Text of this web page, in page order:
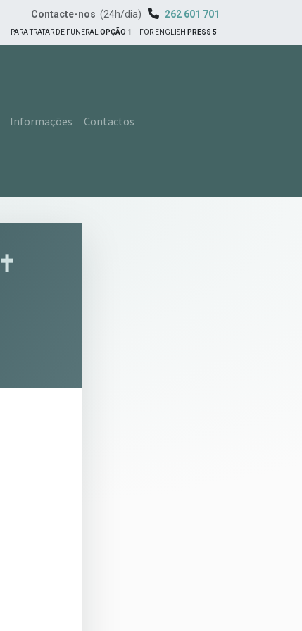
Contacte-nos (24h/dia) 262 601 701
PARA TRATAR DE FUNERAL OPÇÃO 1 - FOR ENGLISH PRESS 5
Informações Contactos
✝︎